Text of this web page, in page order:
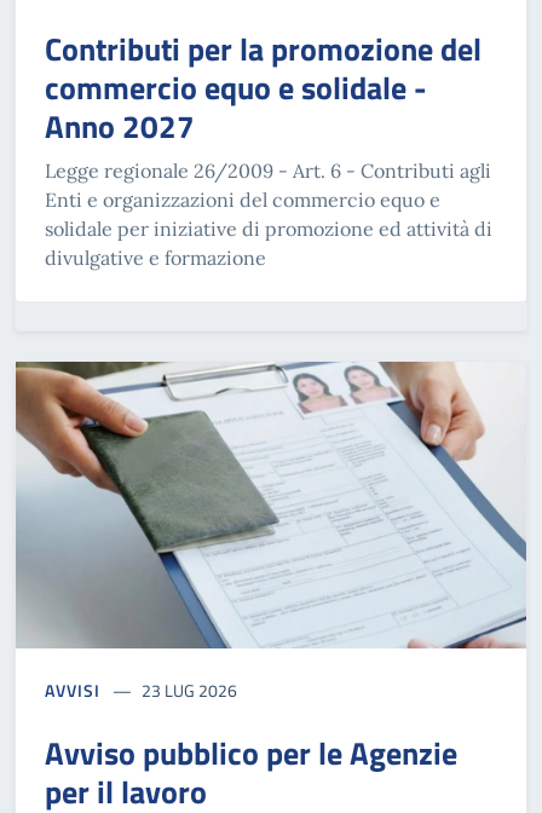
Contributi per la promozione del
commercio equo e solidale -
Anno 2027
Legge regionale 26/2009 - Art. 6 - Contributi agli
Enti e organizzazioni del commercio equo e
solidale per iniziative di promozione ed attività di
divulgative e formazione
AVVISI 23 LUG 2026
Avviso pubblico per le Agenzie
per il lavoro